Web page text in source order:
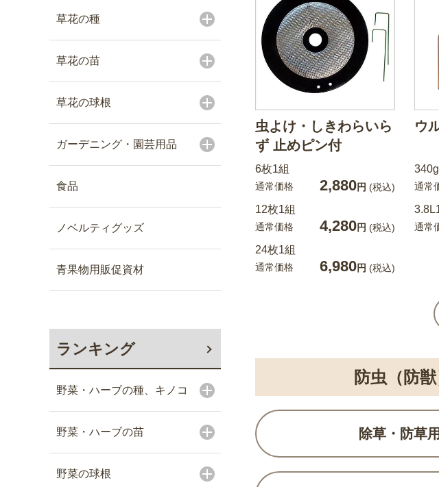
草花の種
草花の苗
草花の球根
ガーデニング・園芸用品
食品
ノベルティグッズ
青果物用販促資材
ランキング
野菜・ハーブの種、キノコ
野菜・ハーブの苗
野菜の球根
虫よけ・しきわらいら
ず 止めピン付
6枚1組
通常価格 2,880円 (税込)
12枚1組
通常価格 4,280円 (税込)
24枚1組
通常価格 6,980円 (税込)
ウ
通常
通常
防虫（防
除草・防草